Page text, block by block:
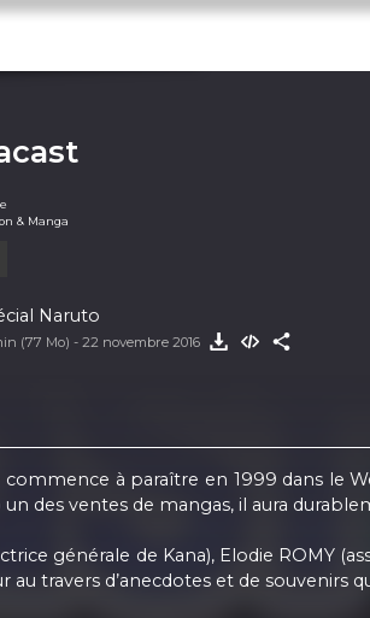
& Manga
Naruto
(77 Mo) - 22 novembre 2016
commence à paraître en 1999 dans
des ventes de mangas, il aura
générale de Kana), Elodie ROMY
travers d’anecdotes et de souvenirs